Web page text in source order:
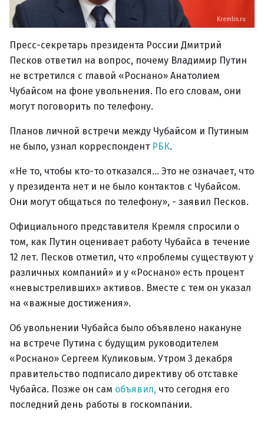
Kremlin.ru
Пресс-секретарь президента России Дмитрий
Песков ответил на вопрос, почему Владимир Путин
не встретился с главой «Роснано» Анатолием
Чубайсом на фоне увольнения. По его словам, они
могут поговорить по телефону.
Планов личной встречи между Чубайсом и Путиным
не было, узнал корреспондент РБК.
«Не то, чтобы кто-то отказался... Это не означает, что
у президента нет и не было контактов с Чубайсом.
Они могут общаться по телефону», - заявил Песков.
Официального представителя Кремля спросили о
том, как Путин оценивает работу Чубайса в течение
12 лет. Песков отметил, что «проблемы существуют у
различных компаний» и у «Роснано» есть процент
«невыстреливших» активов. Вместе с тем он указал
на «важные достижения».
Об увольнении Чубайса было объявлено накануне
на встрече Путина с будущим руководителем
«Роснано» Сергеем Куликовым. Утром 3 декабря
правительство подписало директиву об отставке
Чубайса. Позже он сам объявил, что сегодня его
последний день работы в госкомпании.